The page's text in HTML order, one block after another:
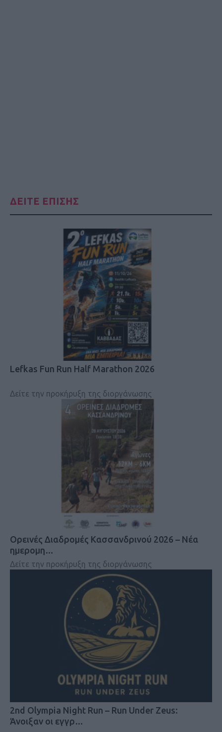
ΔΕΙΤΕ ΕΠΙΣΗΣ
Lefkas Fun Run Half Marathon 2026
Δείτε την προκήρυξη της διοργάνωσης
Ορεινές Διαδρομές Κασσανδρινού 2026 – Nέα
ημερομη…
Δείτε την προκήρυξη της διοργάνωσης
2nd Olympia Night Run – Run Under Zeus:
Άνοιξαν οι εγγρ…